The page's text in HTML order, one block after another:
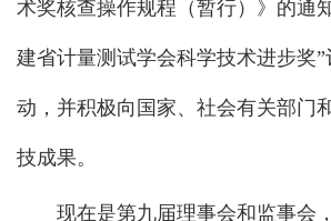
术奖核查操作规程（暂行）》的通
建省计量测试学会科学技术进步奖
动，并积极向国家、社会有关部门
技成果。
现在是第九届理事会和监事会